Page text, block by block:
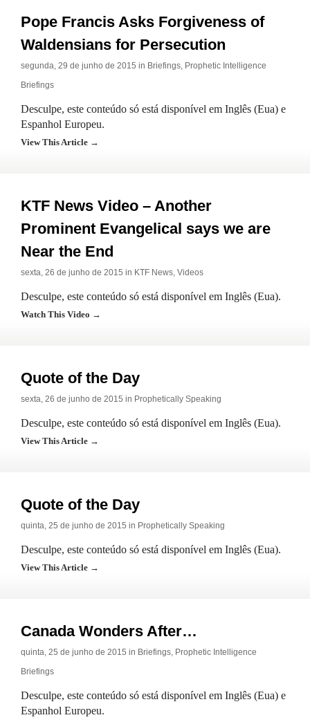
Pope Francis Asks Forgiveness of
Waldensians for Persecution
segunda, 29 de junho de 2015 in Briefings, Prophetic Intelligence
Briefings
Desculpe, este conteúdo só está disponível em Inglês (Eua) e
Espanhol Europeu.
View This Article →
KTF News Video – Another
Prominent Evangelical says we are
Near the End
sexta, 26 de junho de 2015 in KTF News, Videos
Desculpe, este conteúdo só está disponível em Inglês (Eua).
Watch This Video →
Quote of the Day
sexta, 26 de junho de 2015 in Prophetically Speaking
Desculpe, este conteúdo só está disponível em Inglês (Eua).
View This Article →
Quote of the Day
quinta, 25 de junho de 2015 in Prophetically Speaking
Desculpe, este conteúdo só está disponível em Inglês (Eua).
View This Article →
Canada Wonders After…
quinta, 25 de junho de 2015 in Briefings, Prophetic Intelligence
Briefings
Desculpe, este conteúdo só está disponível em Inglês (Eua) e
Espanhol Europeu.